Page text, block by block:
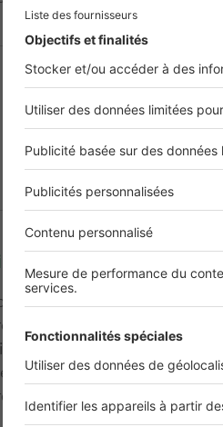
Comment se déroule la
Faire construire sa maison par
Comment se déroule la
Comment suivre des travaux de
Quand visiter le chantier ?
Ma check-list pour contrôler les
Vous avez émis des réserves à
votre projet
d’un prêt immobilier
point : présenter un
sont encore attractifs,
toutes les chances de
complémentaires.